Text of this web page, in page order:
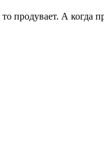
А когда